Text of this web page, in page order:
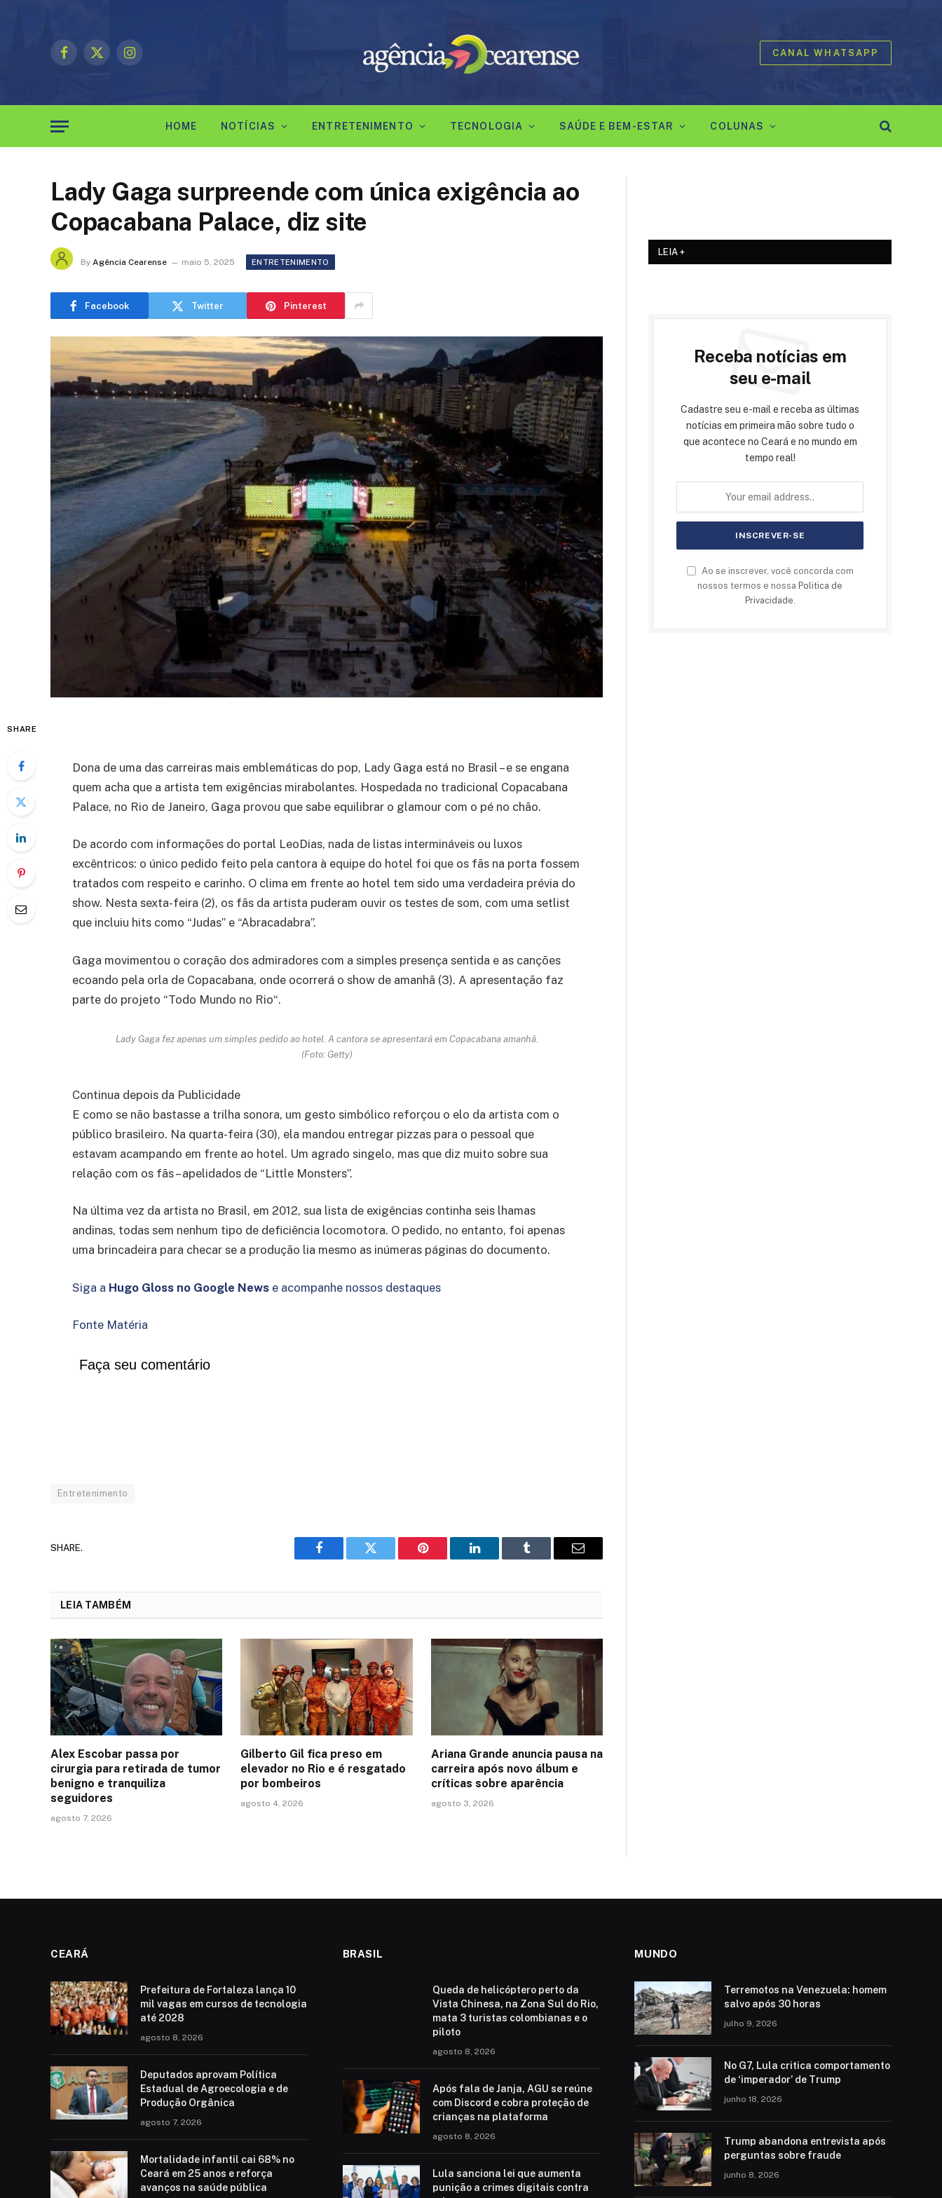
Facebook
X
Instagram
CANAL WHATSAPP
HOME NOTÍCIAS ENTRETENIMENTO TECNOLOGIA SAÚDE E BEM-ESTAR COLUNAS
Lady Gaga surpreende com única exigência ao
Copacabana Palace, diz site
By Agência Cearense maio 5, 2025 ENTRETENIMENTO
Facebook Twitter Pinterest
SHARE
Dona de uma das carreiras mais emblemáticas do pop, Lady Gaga está no Brasil – e se engana
quem acha que a artista tem exigências mirabolantes. Hospedada no tradicional Copacabana
Palace, no Rio de Janeiro, Gaga provou que sabe equilibrar o glamour com o pé no chão.
De acordo com informações do portal LeoDias, nada de listas intermináveis ou luxos
excêntricos: o único pedido feito pela cantora à equipe do hotel foi que os fãs na porta fossem
tratados com respeito e carinho. O clima em frente ao hotel tem sido uma verdadeira prévia do
show. Nesta sexta-feira (2), os fãs da artista puderam ouvir os testes de som, com uma setlist
que incluiu hits como “Judas” e “Abracadabra”.
Gaga movimentou o coração dos admiradores com a simples presença sentida e as canções
ecoando pela orla de Copacabana, onde ocorrerá o show de amanhã (3). A apresentação faz
parte do projeto “Todo Mundo no Rio“.
Lady Gaga fez apenas um simples pedido ao hotel. A cantora se apresentará em Copacabana amanhã.
(Foto: Getty)
Continua depois da Publicidade
E como se não bastasse a trilha sonora, um gesto simbólico reforçou o elo da artista com o
público brasileiro. Na quarta-feira (30), ela mandou entregar pizzas para o pessoal que
estavam acampando em frente ao hotel. Um agrado singelo, mas que diz muito sobre sua
relação com os fãs – apelidados de “Little Monsters”.
Na última vez da artista no Brasil, em 2012, sua lista de exigências continha seis lhamas
andinas, todas sem nenhum tipo de deficiência locomotora. O pedido, no entanto, foi apenas
uma brincadeira para checar se a produção lia mesmo as inúmeras páginas do documento.
Siga a Hugo Gloss no Google News e acompanhe nossos destaques
Fonte Matéria
Faça seu comentário
Entretenimento
SHARE.
Facebook Twitter Pinterest LinkedIn Tumblr Email
LEIA TAMBÉM
Alex Escobar passa por
cirurgia para retirada de tumor
benigno e tranquiliza
seguidores
agosto 7, 2026
Gilberto Gil fica preso em
elevador no Rio e é resgatado
por bombeiros
agosto 4, 2026
Ariana Grande anuncia pausa na
carreira após novo álbum e
críticas sobre aparência
agosto 3, 2026
LEIA +
Receba notícias em
seu e-mail
Cadastre seu e-mail e receba as últimas
notícias em primeira mão sobre tudo o
que acontece no Ceará e no mundo em
tempo real!
Ao se inscrever, você concorda com
nossos termos e nossa Politica de
Privacidade.
CEARÁ
Prefeitura de Fortaleza lança 10
mil vagas em cursos de tecnologia
até 2028
agosto 8, 2026
Deputados aprovam Política
Estadual de Agroecologia e de
Produção Orgânica
agosto 7, 2026
Mortalidade infantil cai 68% no
Ceará em 25 anos e reforça
avanços na saúde pública
BRASIL
Queda de helicóptero perto da
Vista Chinesa, na Zona Sul do Rio,
mata 3 turistas colombianas e o
piloto
agosto 8, 2026
Após fala de Janja, AGU se reúne
com Discord e cobra proteção de
crianças na plataforma
agosto 8, 2026
Lula sanciona lei que aumenta
punição a crimes digitais contra
MUNDO
Terremotos na Venezuela: homem
salvo após 30 horas
julho 9, 2026
No G7, Lula critica comportamento
de ‘imperador’ de Trump
junho 18, 2026
Trump abandona entrevista após
perguntas sobre fraude
junho 8, 2026